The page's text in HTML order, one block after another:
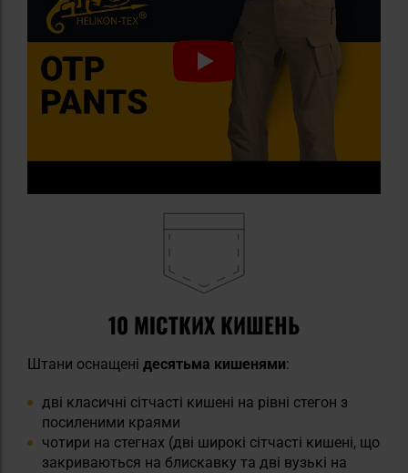
10 МІСТКИХ КИШЕНЬ
Штани оснащені десятьма кишенями:
дві класичні сітчасті кишені на рівні стегон з
посиленими краями
чотири на стегнах (дві широкі сітчасті кишені, що
закриваються на блискавку та дві вузькі на